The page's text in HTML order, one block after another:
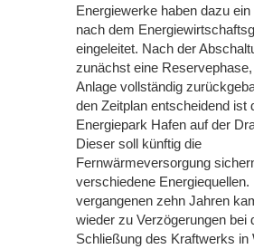
Energiewerke haben dazu ein
nach dem
eingeleitet. Nach der
zunächst eine
Anlage vollständig
den Zeitplan entscheidend ist
Energiepark Hafen auf der
Dieser soll künftig die
Fernwärmeversorgung
verschiedene Energiequellen.
vergangenen zehn Jahren
wieder zu Verzögerungen bei
Schließung des Kraftwerks in